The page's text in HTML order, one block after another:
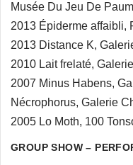
Musée Du Jeu De
2013 Épiderme affaibli,
2013 Distance K,
2010 Lait frelaté,
2007 Minus Habens,
Nécrophorus, Galerie
2005 Lo Moth, 100
GROUP SHOW –